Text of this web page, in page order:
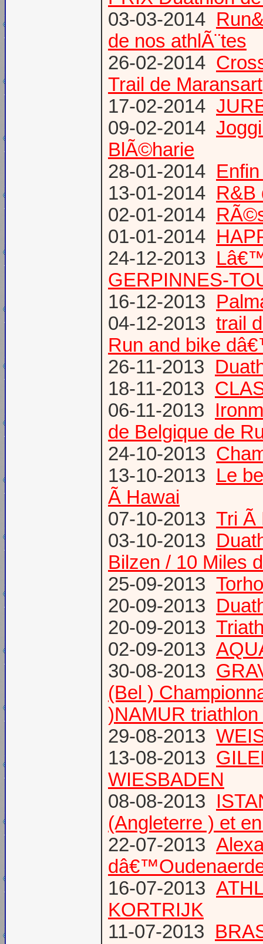
03-03-2014
de nos athlÃ¨tes
26-02-2014
Trail de Maransart
17-02-2014
09-02-2014
BlÃ©harie
28-01-2014
13-01-2014 R&B
02-01-2014
01-01-2014
24-12-2013
GERPINNES-
16-12-2013
04-12-2013 trail
Run and bike
26-11-2013
18-11-2013
06-11-2013
de Belgique de
24-10-2013
13-10-2013 Le
Ã Hawai
07-10-2013 Tri Ã
03-10-2013
Bilzen / 10 Miles
25-09-2013
20-09-2013
20-09-2013
02-09-2013
30-08-2013
(Bel )
)NAMUR
29-08-2013
13-08-2013
WIESBADEN
08-08-2013
(Angleterre ) et
22-07-2013
16-07-2013
KORTRIJK
11-07-2013